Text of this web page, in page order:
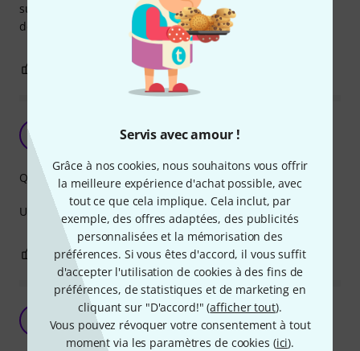
Servis avec amour !
Grâce à nos cookies, nous souhaitons vous offrir
la meilleure expérience d'achat possible, avec
tout ce que cela implique. Cela inclut, par
exemple, des offres adaptées, des publicités
personnalisées et la mémorisation des
préférences. Si vous êtes d'accord, il vous suffit
d'accepter l'utilisation de cookies à des fins de
préférences, de statistiques et de marketing en
cliquant sur "D'accord!" (afficher tout).
Vous pouvez révoquer votre consentement à tout
moment via les paramètres de cookies (ici).
sur la qualité de la connexion au moment de l'installation
de vos lights. Au top !
SIGNALER L'ÉVALUATION
HL No problem
Hadrien Lacour 29.03.2022
Un peu plus de choix dans les longueurs serait apprécié.
Qualité de fabrication
0 SIGNALER L'ÉVALUATION
Belle fabrication
Body67 02.01.2019